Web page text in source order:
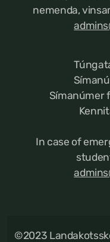
nemenda,
Símanúmer
In case of
©2023